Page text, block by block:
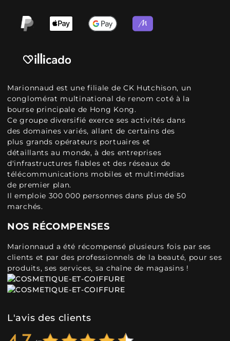
Marionnaud est une filiale de CK Hutchison, un
conglomérat multinational de renom coté à la
bourse principale de Hong Kong.
Ce groupe diversifié exerce ses activités dans
des domaines variés, allant de certains des
plus grands opérateurs portuaires et
détaillants au monde, à des entreprises
d'infrastructures fiables et des réseaux de
télécommunications mobiles et multimédias
de premier plan.
Il emploie 300 000 personnes dans plus de 50
marchés.
NOS RÉCOMPENSES
Marionnaud a été récompensé plusieurs fois par ses
clients et par des professionnels de la beauté, pour ses
produits, ses services, sa chaîne de magasins !
L'avis des clients